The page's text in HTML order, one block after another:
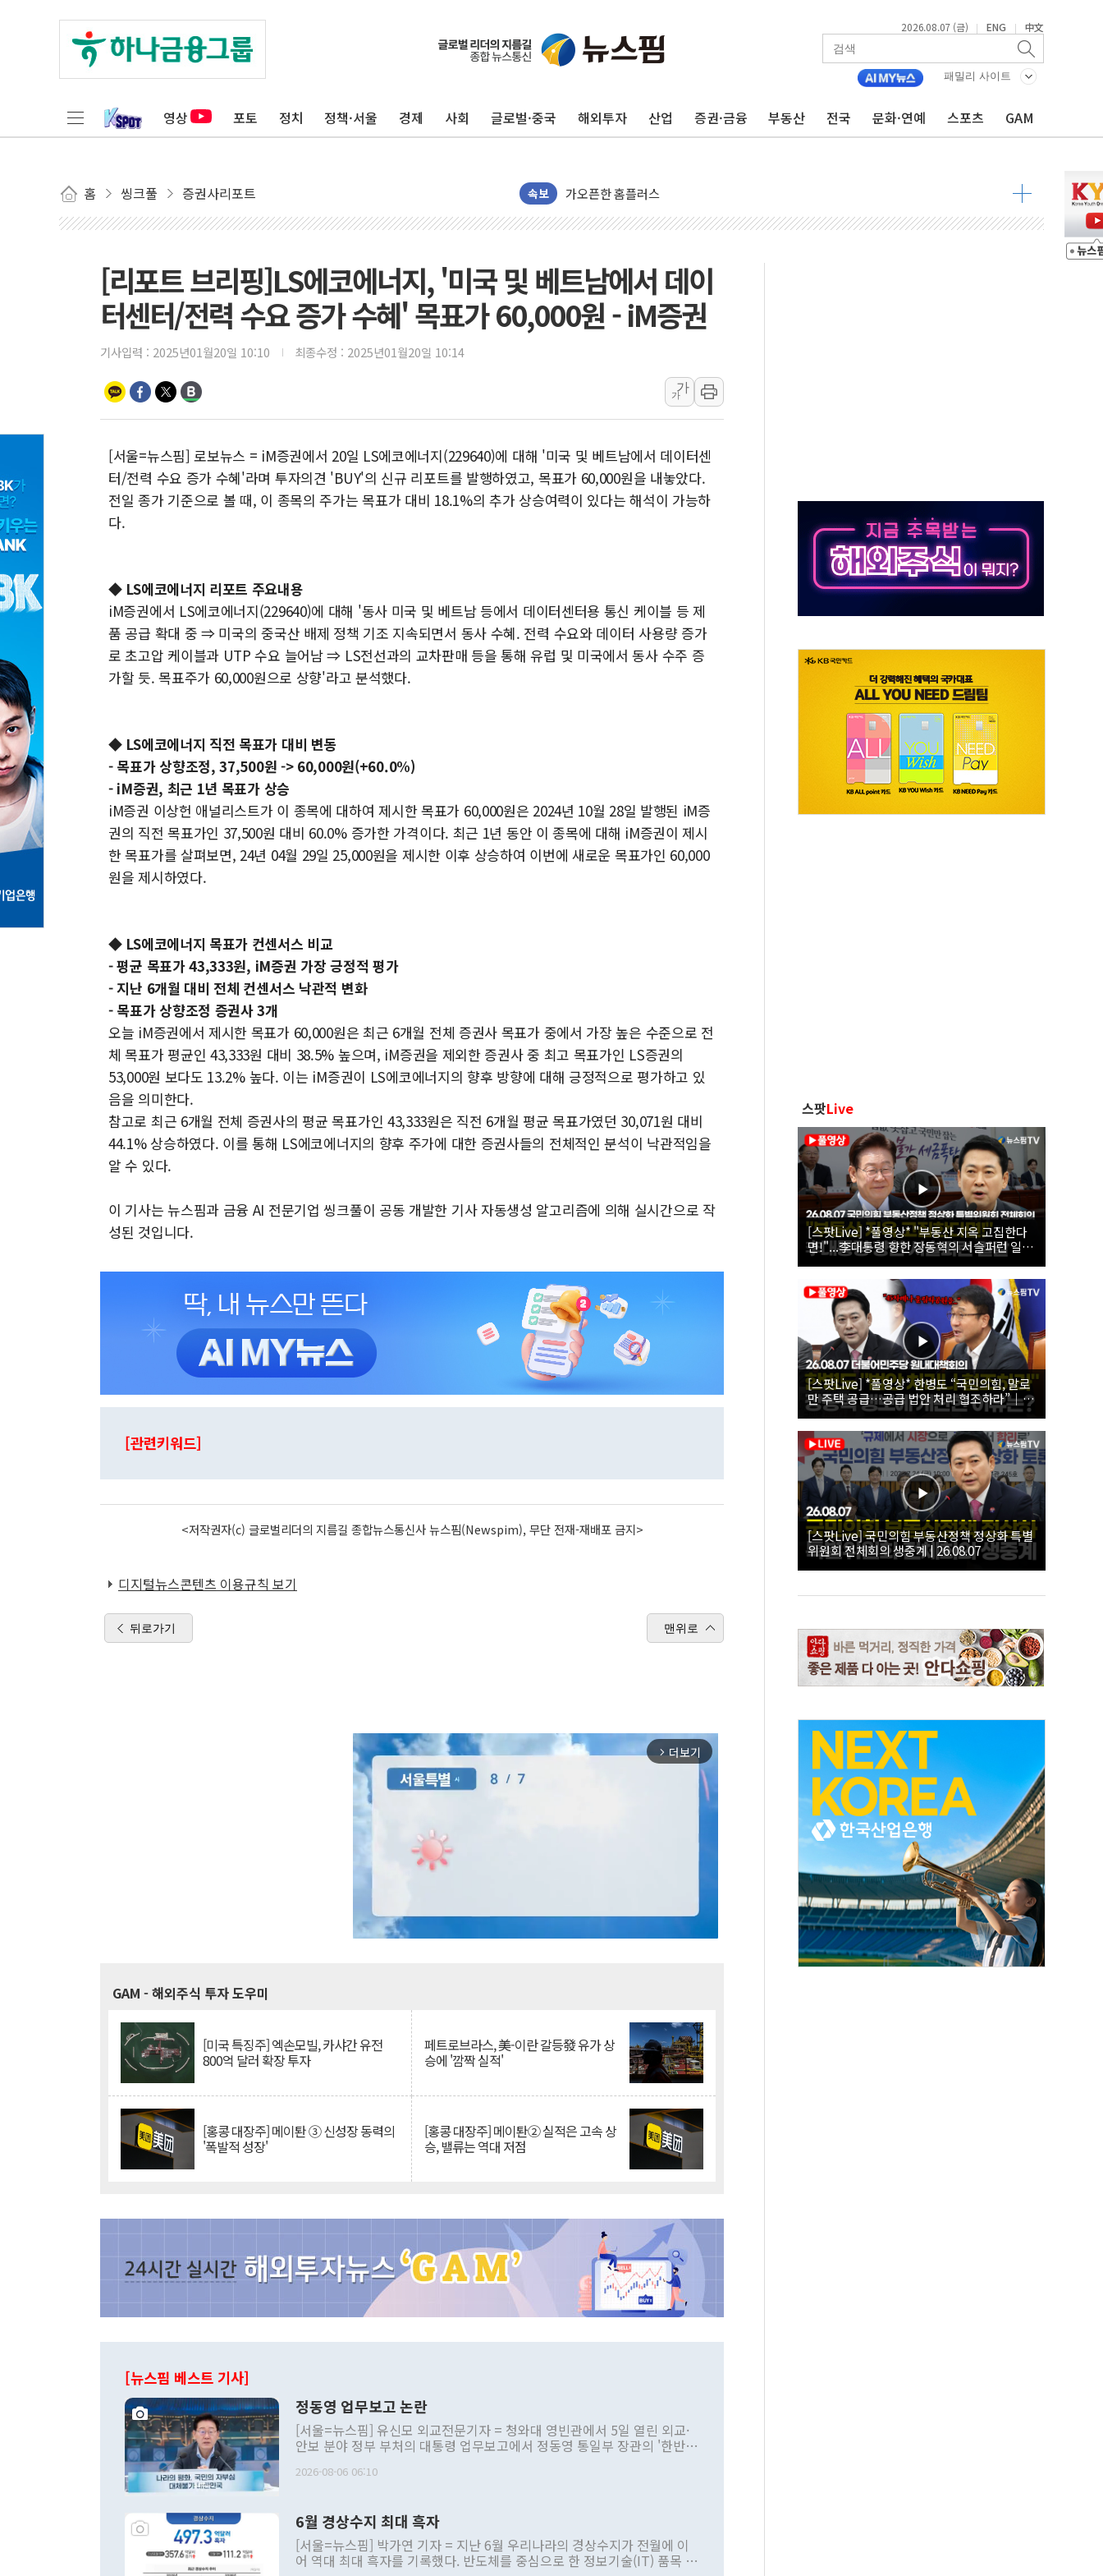
2026.08.07 (금) | ENG | 中文
패밀리 사이트
영상 포토 정치 정책·서울 경제 사회 글로벌·중국 해외투자 산업 증권·금융 부동산 전국 문화·연예 스포츠 GAM
홈 씽크풀 증권사리포트 속보
국민의힘 윤리위, '부산 돌려차기 발언' 논란 서범수·진종오 징계절차 개시
전남광주 구례 산불 32분 만에 주불 진화...인명피해 없어
캠코, 5918억원 규모 압류재산 1506건 공매
가오픈한 홈플러스
[종합] 청도 흥선리 야산 산불 1시간36분만에 주불진화....인명피해 없어
라인게임즈, '콰이어트' 테스트 참가자 3만 명 돌파
에어로케이항공, 청주-중국 청두 노선 운항허가 취득...중국 노선 다변화
네이버, AI 브리핑 도입 후 블로그 창작자 지원 규모 2배 확대
LG헬로비전 '헬로모바일', 교보문고 제휴 전자책 요금제 출시
KTis, 02-114로 카카오 T 택시 호출 서비스
원주시, 첨단의료복합단지 지정 준비 본격화…'AI 데이터 기반 메디테크 혁신허브' 구상
삼척시, 무건리 이끼폭포 생태탐방로 출입 통제
임동원 전 장관과 대화 나누는 정동영 통일부 장관
[리포트 브리핑]LS에코에너지, '미국 및 베트남에서 데이
터센터/전력 수요 증가 수혜' 목표가 60,000원 - iM증권
기사입력 : 2025년01월20일 10:10 최종수정 : 2025년01월20일 10:14
가
가
[서울=뉴스핌] 로보뉴스 = iM증권에서 20일 LS에코에너지(229640)에 대해 '미국 및 베트남에서 데이터센
터/전력 수요 증가 수혜'라며 투자의견 'BUY'의 신규 리포트를 발행하였고, 목표가 60,000원을 내놓았다.
전일 종가 기준으로 볼 때, 이 종목의 주가는 목표가 대비 18.1%의 추가 상승여력이 있다는 해석이 가능하
다.
◆ LS에코에너지 리포트 주요내용
iM증권에서 LS에코에너지(229640)에 대해 '동사 미국 및 베트남 등에서 데이터센터용 통신 케이블 등 제
품 공급 확대 중 ⇒ 미국의 중국산 배제 정책 기조 지속되면서 동사 수혜. 전력 수요와 데이터 사용량 증가
로 초고압 케이블과 UTP 수요 늘어남 ⇒ LS전선과의 교차판매 등을 통해 유럽 및 미국에서 동사 수주 증
가할 듯. 목표주가 60,000원으로 상향'라고 분석했다.
◆ LS에코에너지 직전 목표가 대비 변동
- 목표가 상향조정, 37,500원 -> 60,000원(+60.0%)
- iM증권, 최근 1년 목표가 상승
iM증권 이상헌 애널리스트가 이 종목에 대하여 제시한 목표가 60,000원은 2024년 10월 28일 발행된 iM증
권의 직전 목표가인 37,500원 대비 60.0% 증가한 가격이다. 최근 1년 동안 이 종목에 대해 iM증권이 제시
한 목표가를 살펴보면, 24년 04월 29일 25,000원을 제시한 이후 상승하여 이번에 새로운 목표가인 60,000
원을 제시하였다.
◆ LS에코에너지 목표가 컨센서스 비교
- 평균 목표가 43,333원, iM증권 가장 긍정적 평가
- 지난 6개월 대비 전체 컨센서스 낙관적 변화
- 목표가 상향조정 증권사 3개
오늘 iM증권에서 제시한 목표가 60,000원은 최근 6개월 전체 증권사 목표가 중에서 가장 높은 수준으로 전
체 목표가 평균인 43,333원 대비 38.5% 높으며, iM증권을 제외한 증권사 중 최고 목표가인 LS증권의
53,000원 보다도 13.2% 높다. 이는 iM증권이 LS에코에너지의 향후 방향에 대해 긍정적으로 평가하고 있
음을 의미한다.
참고로 최근 6개월 전체 증권사의 평균 목표가인 43,333원은 직전 6개월 평균 목표가였던 30,071원 대비
44.1% 상승하였다. 이를 통해 LS에코에너지의 향후 주가에 대한 증권사들의 전체적인 분석이 낙관적임을
알 수 있다.
이 기사는 뉴스핌과 금융 AI 전문기업 씽크풀이 공동 개발한 기사 자동생성 알고리즘에 의해 실시간으로 작
성된 것입니다.
[관련키워드]
<저작권자(c) 글로벌리더의 지름길 종합뉴스통신사 뉴스핌(Newspim), 무단 전재-재배포 금지>
디지털뉴스콘텐츠 이용규칙 보기
뒤로가기 맨위로
arrow_forward_ios 더보기
GAM - 해외주식 투자 도우미
[미국 특징주] 엑손모빌, 카샤간 유전
800억 달러 확장 투자
페트로브라스, 美-이란 갈등發 유가 상
승에 '깜짝 실적'
[홍콩 대장주] 메이퇀 ③ 신성장 동력의
'폭발적 성장'
[홍콩 대장주] 메이퇀② 실적은 고속 상
승, 밸류는 역대 저점
[뉴스핌 베스트 기사]
정동영 업무보고 논란
[서울=뉴스핌] 유신모 외교전문기자 = 청와대 영빈관에서 5일 열린 외교·
안보 분야 정부 부처의 대통령 업무보고에서 정동영 통일부 장관의 '한반도
발언 중에는 정부 내 조율을 거치지 않은 사안을 정책으로 추진하겠다고 공
주의적 희망에 근거한 비현실적 구상'이라는 비판을 내놨다. 그동안 정 장
관의 대북 정책 관련 발언이 물의를 빚은 적은 여러 번 있지만 대통령과 유
관 부처 장관이 공개적으로 부정적 입장을 표명한 것은 이례적이다. 정 장
관의 무리한 대북 접근법과 월권을 제어해야 한다는 목소리도 높아지고 있
2026-08-06 06:10
6월 경상수지 최대 흑자
[서울=뉴스핌] 박가연 기자 = 지난 6월 우리나라의 경상수지가 전월에 이
어 역대 최대 흑자를 기록했다. 반도체를 중심으로 한 정보기술(IT) 품목 수
스팟Live
[스팟Live] *풀영상* "부동산 지옥 고집한다
면!"...李대통령 향한 장동혁의 서슬퍼런 일갈
| 26.08.07 국민의힘 부동산정책 정상화 특별
위원회 전체회의
[스팟Live] *풀영상* 한병도 “국민의힘, 말로
만 주택 공급…공급 법안 처리 협조하라”｜
26.08.07 더불어민주당 원내대책회의
[스팟Live] 국민의힘 부동산정책 정상화 특별
위원회 전체회의 생중계 | 26.08.07